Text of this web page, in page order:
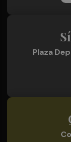
Plaza